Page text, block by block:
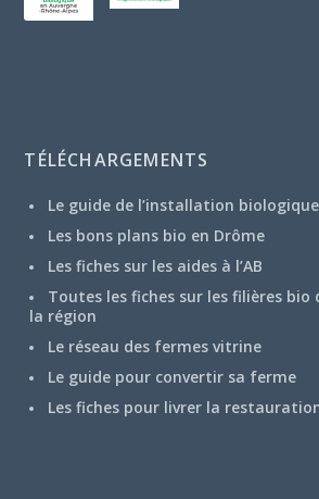
TÉLÉCHARGEMENTS
Le guide de l’installation
Les bons plans bio en Drôme
Les fiches sur les aides à l’AB
Toutes les fiches sur les filières bio
la région
Le réseau des fermes vitrine
Le guide pour convertir sa ferme
Les fiches pour livrer la